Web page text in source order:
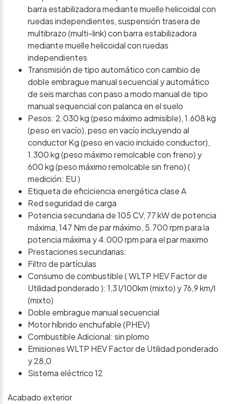
barra estabilizadora mediante muelle helicoidal con
ruedas independientes, suspensión trasera de
multibrazo (multi-link) con barra estabilizadora
mediante muelle helicoidal con ruedas
independientes
Transmisión de tipo automático con cambio de
doble embrague manual secuencial y automático
de seis marchas con paso a modo manual de tipo
manual sequencial con palanca en el suelo
Pesos: 2.030 kg (peso máximo admisible), 1.608 kg
(peso en vacío), peso en vacío incluyendo al
conductor Kg (peso en vacio incluido conductor),
1.300 kg (peso máximo remolcable con freno) y
600 kg (peso máximo remolcable sin freno) (
medición: EU )
Etiqueta de eficiciencia energética clase A
Red seguridad de carga
Potencia secundaria de 105 CV, 77 kW de potencia
máxima, 147 Nm de par máximo, 5.700 rpm para la
potencia máxima y 4.000 rpm para el par maximo
Prestaciones secundarias:
Filtro de partículas
Consumo de combustible ( WLTP HEV Factor de
Utilidad ponderado ): 1,3 l/100km (mixto) y 76,9 km/l
(mixto)
Doble embrague manual secuencial
Motor híbrido enchufable (PHEV)
Combustible Adicional: sin plomo
Emisiones WLTP HEV Factor de Utilidad ponderado
y 28,0
Sistema eléctrico 12
Acabado exterior